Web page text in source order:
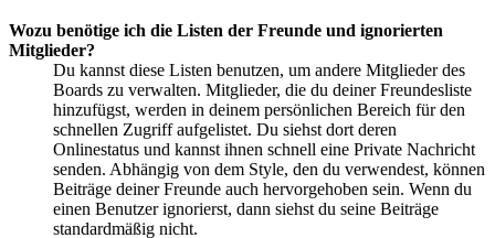
Wozu benötige ich die Listen der Freunde und ignorierten
Mitglieder?
Du kannst diese Listen benutzen, um andere Mitglieder des
Boards zu verwalten. Mitglieder, die du deiner Freundesliste
hinzufügst, werden in deinem persönlichen Bereich für den
schnellen Zugriff aufgelistet. Du siehst dort deren
Onlinestatus und kannst ihnen schnell eine Private Nachricht
senden. Abhängig von dem Style, den du verwendest, können
Beiträge deiner Freunde auch hervorgehoben sein. Wenn du
einen Benutzer ignorierst, dann siehst du seine Beiträge
standardmäßig nicht.